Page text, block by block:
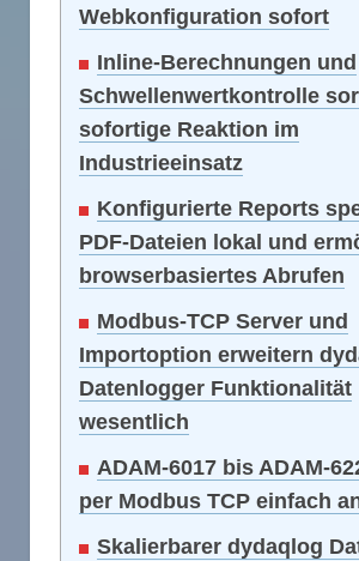
Webkonfiguration sofort
Inline-Berechnungen und
Schwellenwertkontrolle
sofortige Reaktion im
Industrieeinsatz
Konfigurierte Reports
PDF-Dateien lokal und
browserbasiertes Abrufen
Modbus-TCP Server und
Importoption erweitern
Datenlogger Funktionalität
wesentlich
ADAM-6017 bis ADAM-
per Modbus TCP einfach
Skalierbarer dydaqlog